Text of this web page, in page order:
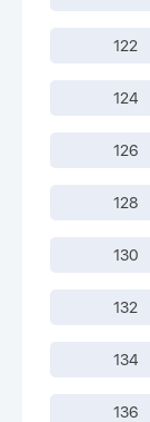
122
124
126
128
130
132
134
136